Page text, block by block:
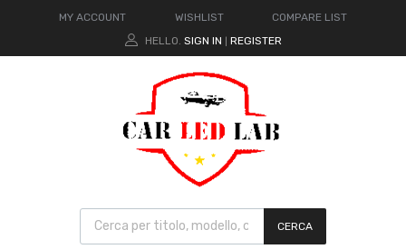
MY ACCOUNT WISHLIST
COMPARE LIST
HELLO. SIGN IN REGISTER
CERCA